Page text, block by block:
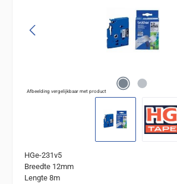
Afbeelding vergelijkbaar met product
HGe-231v5
Breedte 12mm
Lengte 8m